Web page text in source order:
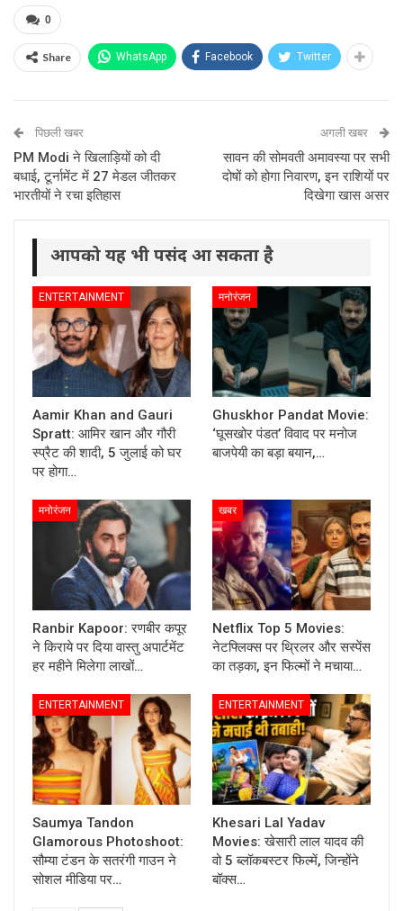
0
Share WhatsApp Facebook Twitter
पिछली खबर
PM Modi ने खिलाड़ियों को दी
बधाई, टूर्नामेंट में 27 मेडल जीतकर
भारतीयों ने रचा इतिहास
अगली खबर
सावन की सोमवती अमावस्या पर सभी
दोषों को होगा निवारण, इन राशियों पर
दिखेगा खास असर
आपको यह भी पसंद आ सकता है
ENTERTAINMENT
Aamir Khan and Gauri
Spratt: आमिर खान और गौरी
स्प्रैट की शादी, 5 जुलाई को घर
पर होगा…
मनोरंजन
Ghuskhor Pandat Movie:
‘घूसखोर पंडत’ विवाद पर मनोज
बाजपेयी का बड़ा बयान,…
मनोरंजन
Ranbir Kapoor: रणबीर कपूर
ने किराये पर दिया वास्तु अपार्टमेंट
हर महीने मिलेगा लाखों…
खबर
Netflix Top 5 Movies:
नेटफ्लिक्स पर थ्रिलर और सस्पेंस
का तड़का, इन फिल्मों ने मचाया…
ENTERTAINMENT
Saumya Tandon
Glamorous Photoshoot:
सौम्या टंडन के सतरंगी गाउन ने
सोशल मीडिया पर…
ENTERTAINMENT
Khesari Lal Yadav
Movies: खेसारी लाल यादव की
वो 5 ब्लॉकबस्टर फिल्में, जिन्होंने
बॉक्स…